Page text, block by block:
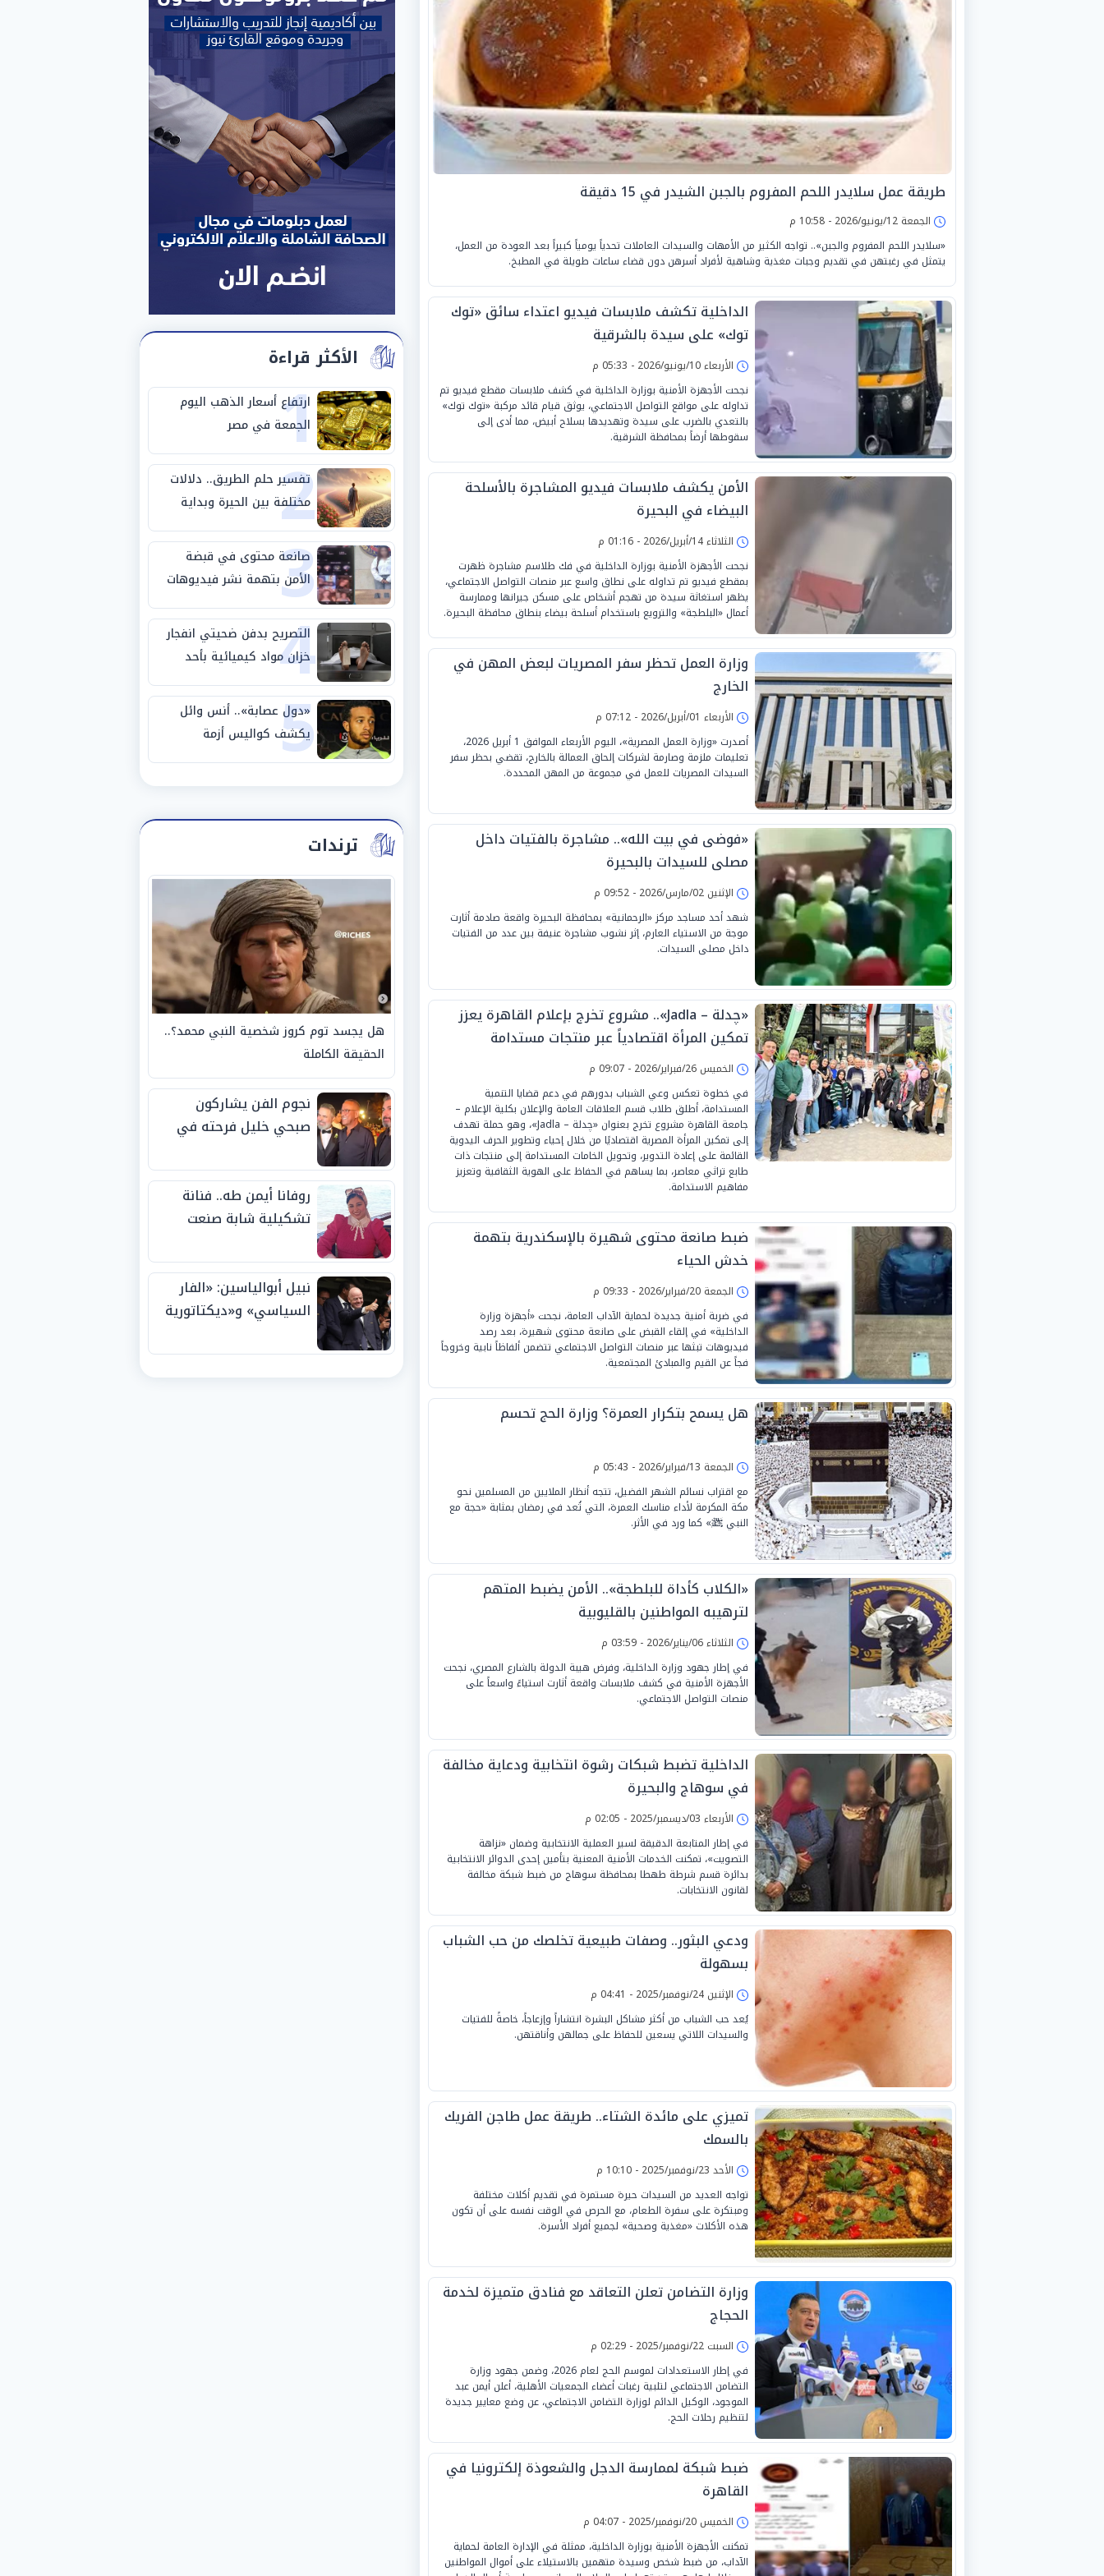
طريقة عمل سلايدر اللحم المفروم بالجبن الشيدر في 15 دقيقة
الجمعة 12/يونيو/2026 - 10:58 م
«سلايدر اللحم المفروم والجبن».. تواجه الكثير من الأمهات والسيدات العاملات تحدياً يومياً كبيراً بعد العودة من العمل،
يتمثل في رغبتهن في تقديم وجبات مغذية وشاهية لأفراد أسرهن دون قضاء ساعات طويلة في المطبخ.
الداخلية تكشف ملابسات فيديو اعتداء سائق «توك
توك» على سيدة بالشرقية
الأربعاء 10/يونيو/2026 - 05:33 م
نجحت الأجهزة الأمنية بوزارة الداخلية في كشف ملابسات مقطع فيديو تم
تداوله على مواقع التواصل الاجتماعي، يوثق قيام قائد مركبة «توك توك»
بالتعدي بالضرب على سيدة وتهديدها بسلاح أبيض، مما أدى إلى
سقوطها أرضاً بمحافظة الشرقية.
الأمن يكشف ملابسات فيديو المشاجرة بالأسلحة
البيضاء في البحيرة
الثلاثاء 14/أبريل/2026 - 01:16 م
نجحت الأجهزة الأمنية بوزارة الداخلية في فك طلاسم مشاجرة ظهرت
بمقطع فيديو تم تداوله على نطاق واسع عبر منصات التواصل الاجتماعي،
يظهر استغاثة سيدة من تهجم أشخاص على مسكن جيرانها وممارسة
أعمال «البلطجة» والترويع باستخدام أسلحة بيضاء بنطاق محافظة البحيرة.
وزارة العمل تحظر سفر المصريات لبعض المهن في
الخارج
الأربعاء 01/أبريل/2026 - 07:12 م
أصدرت «وزارة العمل المصرية»، اليوم الأربعاء الموافق 1 أبريل 2026،
تعليمات ملزمة وصارمة لشركات إلحاق العمالة بالخارج، تقضي بحظر سفر
السيدات المصريات للعمل في مجموعة من المهن المحددة.
«فوضى في بيت الله».. مشاجرة بالفتيات داخل
مصلى للسيدات بالبحيرة
الإثنين 02/مارس/2026 - 09:52 م
شهد أحد مساجد مركز «الرحمانية» بمحافظة البحيرة واقعة صادمة أثارت
موجة من الاستياء العارم، إثر نشوب مشاجرة عنيفة بين عدد من الفتيات
داخل مصلى السيدات.
«چدلة – Jadla».. مشروع تخرج بإعلام القاهرة يعزز
تمكين المرأة اقتصادياً عبر منتجات مستدامة
الخميس 26/فبراير/2026 - 09:07 م
في خطوة تعكس وعي الشباب بدورهم في دعم قضايا التنمية
المستدامة، أطلق طلاب قسم العلاقات العامة والإعلان بكلية الإعلام –
جامعة القاهرة مشروع تخرج بعنوان «چدلة – Jadla»، وهو حملة تهدف
إلى تمكين المرأة المصرية اقتصاديًا من خلال إحياء وتطوير الحرف اليدوية
القائمة على إعادة التدوير، وتحويل الخامات المستدامة إلى منتجات ذات
طابع تراثي معاصر، بما يساهم في الحفاظ على الهوية الثقافية وتعزيز
مفاهيم الاستدامة.
ضبط صانعة محتوى شهيرة بالإسكندرية بتهمة
خدش الحياء
الجمعة 20/فبراير/2026 - 09:33 م
في ضربة أمنية جديدة لحماية الآداب العامة، نجحت «أجهزة وزارة
الداخلية» في إلقاء القبض على صانعة محتوى شهيرة، بعد رصد
فيديوهات تبثها عبر منصات التواصل الاجتماعي تتضمن ألفاظاً نابية وخروجاً
فجاً عن القيم والمبادئ المجتمعية.
هل يسمح بتكرار العمرة؟ وزارة الحج تحسم
الجمعة 13/فبراير/2026 - 05:43 م
مع اقتراب نسائم الشهر الفضيل، تتجه أنظار الملايين من المسلمين نحو
مكة المكرمة لأداء مناسك العمرة، التي تُعد في رمضان بمثابة «حجة مع
النبي ﷺ» كما ورد في الأثر.
«الكلاب كأداة للبلطجة».. الأمن يضبط المتهم
لترهيبه المواطنين بالقليوبية
الثلاثاء 06/يناير/2026 - 03:59 م
في إطار جهود وزارة الداخلية، وفرض هيبة الدولة بالشارع المصري، نجحت
الأجهزة الأمنية في كشف ملابسات واقعة أثارت استياءً واسعاً على
منصات التواصل الاجتماعي.
الداخلية تضبط شبكات رشوة انتخابية ودعاية مخالفة
في سوهاج والبحيرة
الأربعاء 03/ديسمبر/2025 - 02:05 م
في إطار المتابعة الدقيقة لسير العملية الانتخابية وضمان «نزاهة
التصويت»، تمكنت الخدمات الأمنية المعنية بتأمين إحدى الدوائر الانتخابية
بدائرة قسم شرطة طهطا بمحافظة سوهاج من ضبط شبكة مخالفة
لقانون الانتخابات.
ودعي البثور.. وصفات طبيعية تخلصك من حب الشباب
بسهولة
الإثنين 24/نوفمبر/2025 - 04:41 م
يُعد حب الشباب من أكثر مشاكل البشرة انتشاراً وإزعاجاً، خاصةً للفتيات
والسيدات اللاتي يسعين للحفاظ على جمالهن وأناقتهن.
تميزي على مائدة الشتاء.. طريقة عمل طاجن الفريك
بالسمك
الأحد 23/نوفمبر/2025 - 10:10 م
تواجه العديد من السيدات حيرة مستمرة في تقديم أكلات مختلفة
ومبتكرة على سفرة الطعام، مع الحرص في الوقت نفسه على أن تكون
هذه الأكلات «مغذية وصحية» لجميع أفراد الأسرة.
وزارة التضامن تعلن التعاقد مع فنادق متميزة لخدمة
الحجاج
السبت 22/نوفمبر/2025 - 02:29 م
في إطار الاستعدادات لموسم الحج لعام 2026، وضمن جهود وزارة
التضامن الاجتماعي لتلبية رغبات أعضاء الجمعيات الأهلية، أعلن أيمن عبد
الموجود، الوكيل الدائم لوزارة التضامن الاجتماعي، عن وضع معايير جديدة
لتنظيم رحلات الحج.
ضبط شبكة لممارسة الدجل والشعوذة إلكترونيا في
القاهرة
الخميس 20/نوفمبر/2025 - 04:07 م
تمكنت الأجهزة الأمنية بوزارة الداخلية، ممثلة في الإدارة العامة لحماية
الآداب، من ضبط شخص وسيدة متهمين بالاستيلاء على أموال المواطنين
الأكثر قراءة
1
ارتفاع أسعار الذهب اليوم
الجمعة في مصر
2
تفسير حلم الطريق.. دلالات
مختلفة بين الحيرة وبداية
مرحلة جديدة
3
صانعة محتوى في قبضة
الأمن بتهمة نشر فيديوهات
خادشة للحياء
4
التصريح بدفن ضحيتي انفجار
خزان مواد كيميائية بأحد
مصانع الفيوم
5
«دول عصابة».. أنس وائل
يكشف كواليس أزمة
استبعاده المفاجئ من
ترندات
هل يجسد توم كروز شخصية النبي محمد؟..
الحقيقة الكاملة
نجوم الفن يشاركون
صبحي خليل فرحته في
روفانا أيمن طه.. فنانة
تشكيلية شابة صنعت
الجوائز منذ الصغر
نبيل أبوالياسين: «الفار
السياسي» و«ديكتاتورية
الفيفا».. وإقالة